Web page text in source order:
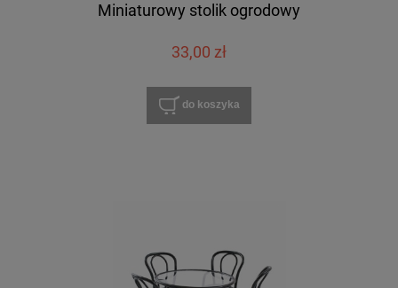
Miniaturowy stolik ogrodowy
33,00 zł
do koszyka